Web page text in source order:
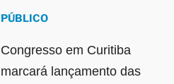
PÚBLICO
Congresso em Curitiba
marcará lançamento das